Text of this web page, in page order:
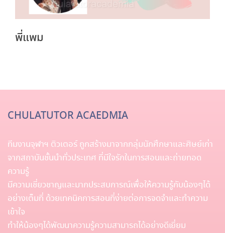
พี่แพม
CHULATUTOR ACAEDMIA
ทีมงานจุฬาฯ ติวเตอร์ ถูกสร้างมาจากกลุ่มนักศึกษาและศิษย์เก่า
จากสถาบันชั้นนำทั่วประเทศ ที่มีใจรักในการสอนและถ่ายทอด
ความรู้
มีความเชี่ยวชาญและมากประสบการณ์เพื่อให้ความรู้กับน้องๆได้
อย่างเต็มที่ ด้วยเทคนิคการสอนที่ง่ายต่อการจดจำและทำความ
เข้าใจ
ทำให้น้องๆได้พัฒนาความรู้ความสามารถได้อย่างดีเยี่ยม